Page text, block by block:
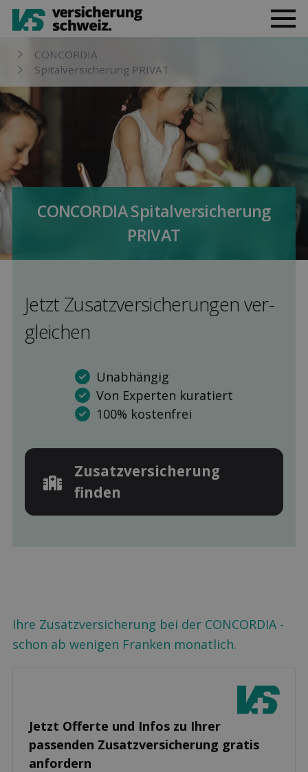
CONCORDIA
Spital­versicherung PRIVAT
CONCORDIA Spital­versicherung
PRIVAT
Jetzt Zusatz­versicherungen ver­
gleichen
Unabhängig
Von Experten kuratiert
100% kostenfrei
Zusatz­versicherung
finden
Ihre Zusatzversicherung bei der CONCORDIA -
schon ab wenigen Franken monatlich.
Jetzt Offerte und Infos zu Ihrer
passenden Zusatz­versicherung gratis
anfordern